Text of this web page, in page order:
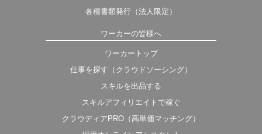
各種書類発行（法人限定）
ワーカーの皆様へ
ワーカートップ
仕事を探す（クラウドソーシング）
スキルを出品する
スキルアフィリエイトで稼ぐ
クラウディアPRO（高単価マッチング）